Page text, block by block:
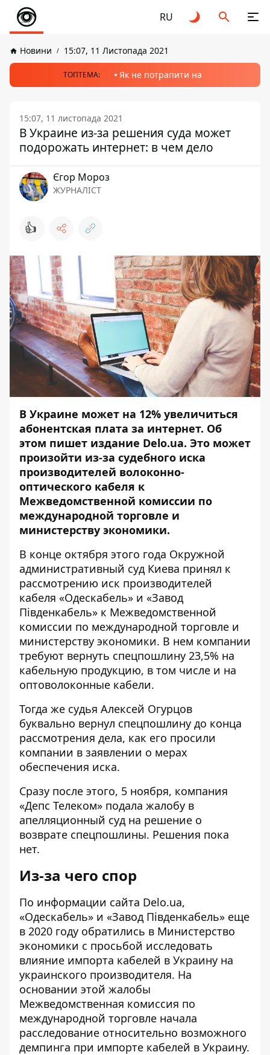
RU
Новини 15:07, 11 Листопада 2021
ТОПТЕМА: Як не потрапити на
15:07, 11 листопада 2021
В Украине из-за решения суда может
подорожать интернет: в чем дело
Єгор Мороз
ЖУРНАЛІСТ
👍
В Украине может на 12% увеличиться
абонентская плата за интернет. Об
этом пишет издание Delo.ua. Это может
произойти из-за судебного иска
производителей волоконно-
оптического кабеля к
Межведомственной комиссии по
международной торговле и
министерству экономики.
В конце октября этого года Окружной
административный суд Киева принял к
рассмотрению иск производителей
кабеля «Одескабель» и «Завод
Південкабель» к Межведомственной
комиссии по международной торговле и
министерству экономики. В нем компании
требуют вернуть спецпошлину 23,5% на
кабельную продукцию, в том числе и на
оптоволоконные кабели.
Тогда же судья Алексей Огурцов
буквально вернул спецпошлину до конца
рассмотрения дела, как его просили
компании в заявлении о мерах
обеспечения иска.
Сразу после этого, 5 ноября, компания
«Депс Телеком» подала жалобу в
апелляционный суд на решение о
возврате спецпошлины. Решения пока
нет.
Из-за чего спор
По информации сайта Delo.ua,
«Одескабель» и «Завод Південкабель» еще
в 2020 году обратились в Министерство
экономики с просьбой исследовать
влияние импорта кабелей в Украину на
украинского производителя. На
основании этой жалобы
Межведомственная комиссия по
международной торговле начала
расследование относительно возможного
демпинга при импорте кабелей в Украину.